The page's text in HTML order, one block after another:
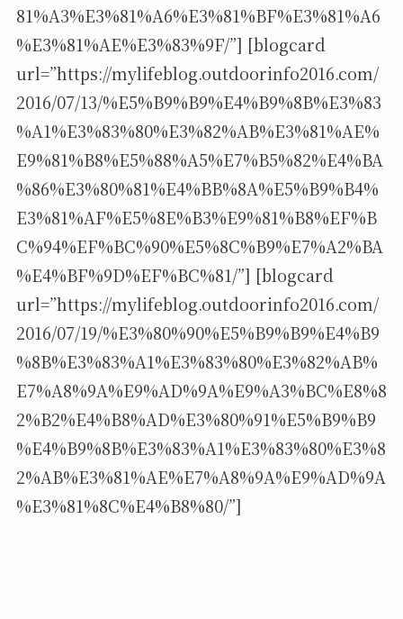
81%A3%E3%81%A6%E3%81%BF%E3%81%A6
%E3%81%AE%E3%83%9F/”] [blogcard
url=”https://mylifeblog.outdoorinfo2016.com/
2016/07/13/%E5%B9%B9%E4%B9%8B%E3%83
%A1%E3%83%80%E3%82%AB%E3%81%AE%
E9%81%B8%E5%88%A5%E7%B5%82%E4%BA
%86%E3%80%81%E4%BB%8A%E5%B9%B4%
E3%81%AF%E5%8E%B3%E9%81%B8%EF%B
C%94%EF%BC%90%E5%8C%B9%E7%A2%BA
%E4%BF%9D%EF%BC%81/”] [blogcard
url=”https://mylifeblog.outdoorinfo2016.com/
2016/07/19/%E3%80%90%E5%B9%B9%E4%B9
%8B%E3%83%A1%E3%83%80%E3%82%AB%
E7%A8%9A%E9%AD%9A%E9%A3%BC%E8%8
2%B2%E4%B8%AD%E3%80%91%E5%B9%B9
%E4%B9%8B%E3%83%A1%E3%83%80%E3%8
2%AB%E3%81%AE%E7%A8%9A%E9%AD%9A
%E3%81%8C%E4%B8%80/”]